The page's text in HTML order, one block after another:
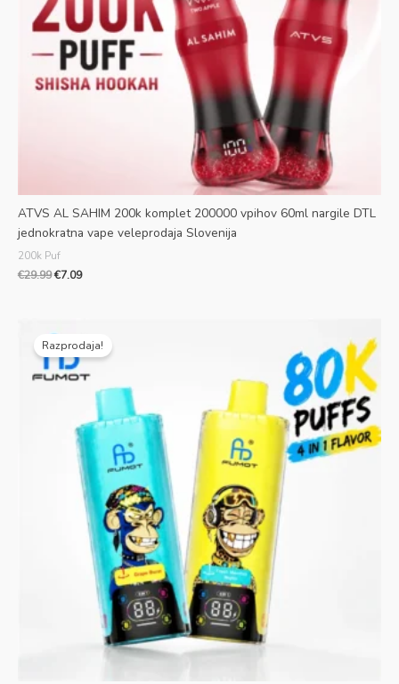
ATVS AL SAHIM 200k komplet 200000 vpihov 60ml nargile DTL
jednokratna vape veleprodaja Slovenija
200k Puf
€29.99€7.09
Razprodaja!
cena
je
bila:
€35.99.
cena
je: